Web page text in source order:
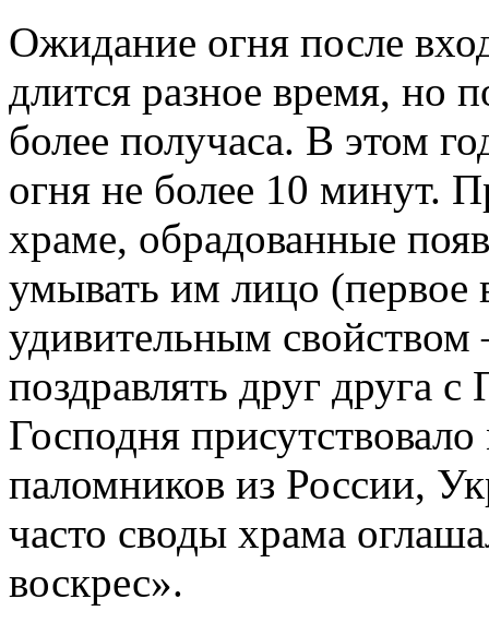
Ожидание огня после
длится разное время, но
более получаса. В этом
огня не более 10 минут.
храме, обрадованные
умывать им лицо (первое
удивительным
поздравлять друг друга
Господня
паломников из России,
часто своды храма
воскрес».